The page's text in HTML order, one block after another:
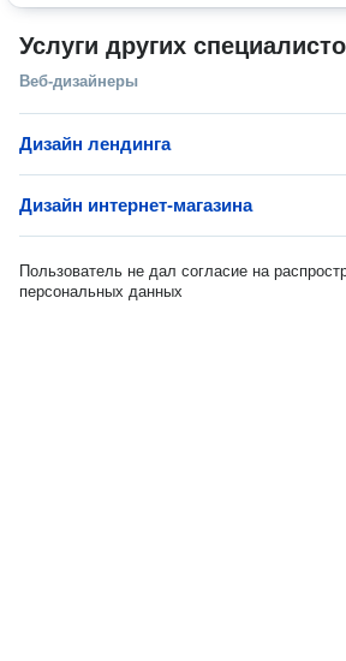
Услуги других
Веб-дизайнеры
Дизайн лендинга
Дизайн интернет-магазина
Пользователь не дал согласие на
персональных данных